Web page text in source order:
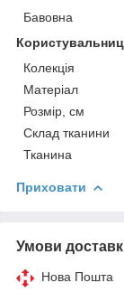
Бавовна
Колекція
Матеріал
Розмір, см
Склад тканини
Тканина
Приховати
Умови
Нова Пошта